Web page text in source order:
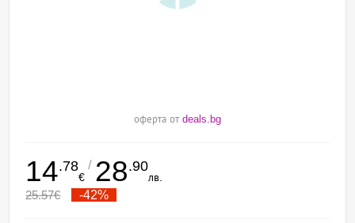
оферта от deals.bg
14.78
€
/ 28.90
лв.
25.57€ -42%